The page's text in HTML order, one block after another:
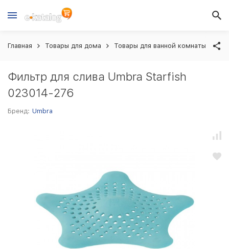
Главная Товары для дома Товары для ванной комнаты
Фильтр для слива Umbra Starfish
023014-276
Бренд: Umbra